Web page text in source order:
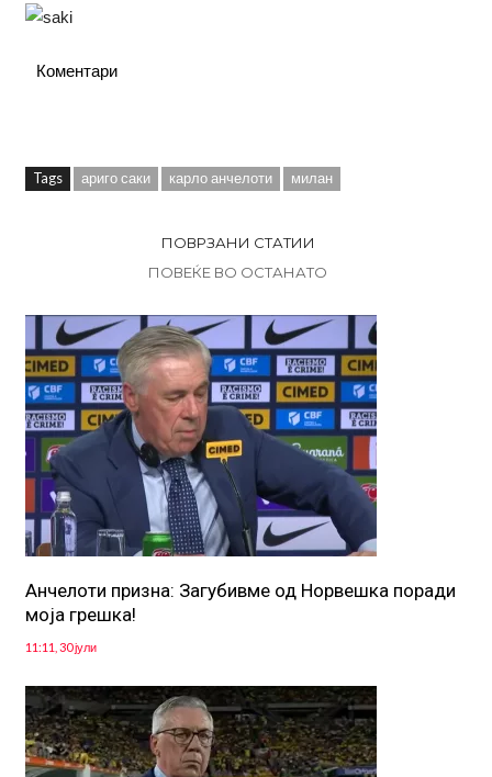
Коментари
Tags ариго саки карло анчелоти милан
ПОВРЗАНИ СТАТИИ
ПОВЕЌЕ ВО ОСТАНАТО
Aнчелоти призна: Загубивме од Норвешка поради
моја грешка!
11:11, 30 јули